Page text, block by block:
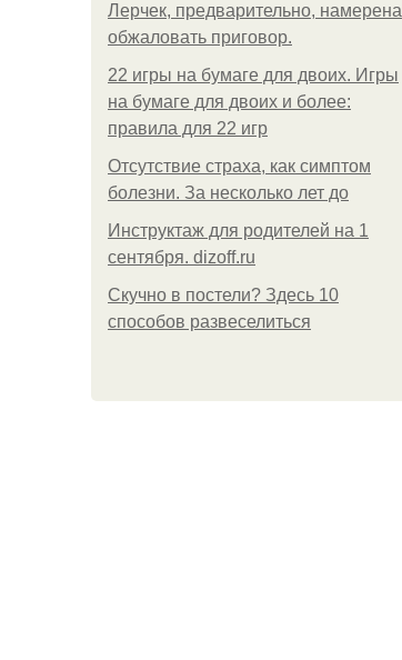
Лерчек, предварительно, намерена
обжаловать приговор.
22 игры на бумаге для двоих. Игры
на бумаге для двоих и более:
правила для 22 игр
Отсутствие страха, как симптом
болезни. За несколько лет до
Инструктаж для родителей на 1
сентября. dizoff.ru
Скучно в постели? Здесь 10
способов развеселиться